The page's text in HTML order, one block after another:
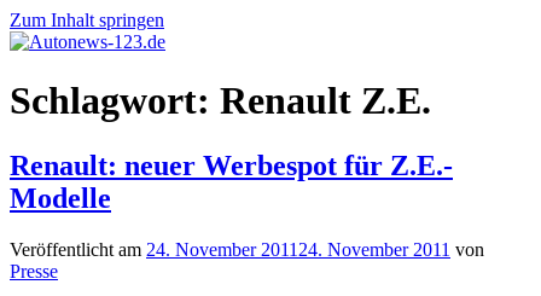
Zum Inhalt springen
Autonews-
123.de
Autonews
mit
Schlagwort: Renault Z.E.
Renault: neuer Werbespot für Z.E.-
Modelle
Veröffentlicht am 24. November 2011 24. November 2011 von
Presse